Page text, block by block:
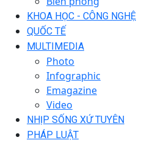
KHOA HỌC - CÔNG NGHỆ
QUỐC TẾ
MULTIMEDIA
Photo
Infographic
Emagazine
Video
NHỊP SỐNG XỨ TUYÊN
PHÁP LUẬT